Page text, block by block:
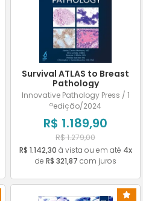
Survival ATLAS to Breast
Pathology
Innovative Pathology Press / 1
ªedição/2024
R$ 1.189,90
R$ 1.279,00
R$ 1.142,30 à vista ou em até 4x
de R$ 321,87 com juros